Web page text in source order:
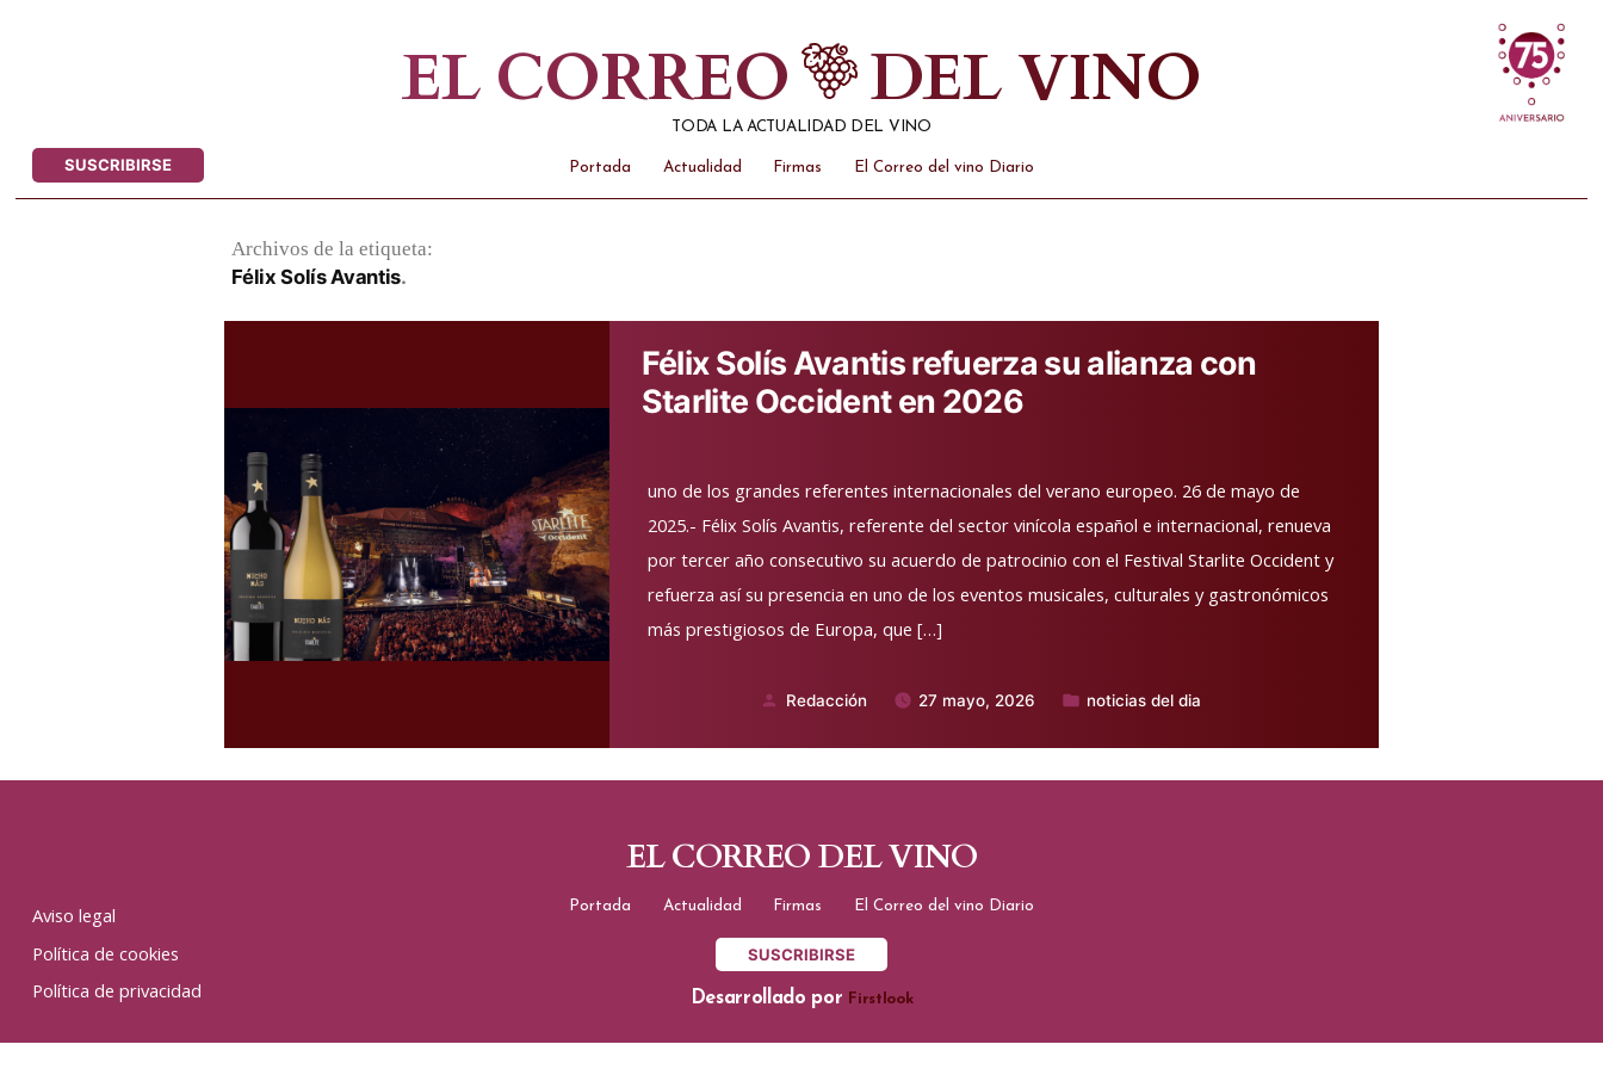
EL CORREO DEL VINO
TODA LA ACTUALIDAD DEL VINO
SUSCRIBIRSE Portada Actualidad Firmas El Correo del vino Diario
Archivos de la etiqueta:
Félix Solís Avantis
Félix Solís Avantis refuerza su alianza con
Starlite Occident en 2026
uno de los grandes referentes internacionales del verano europeo. 26 de mayo de
2025.- Félix Solís Avantis, referente del sector vinícola español e internacional, renueva
por tercer año consecutivo su acuerdo de patrocinio con el Festival Starlite Occident y
refuerza así su presencia en uno de los eventos musicales, culturales y gastronómicos
más prestigiosos de Europa, que […]
Publicado
Redacción 27 mayo, 2026
Publicado
noticias del dia
Aviso legal
Política de cookies
Política de privacidad
EL CORREO DEL VINO
Portada Actualidad Firmas El Correo del vino Diario
SUSCRIBIRSE
Desarrollado por Firstlook